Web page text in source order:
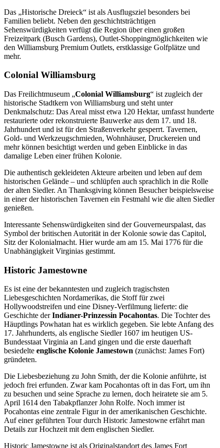
Das „Historische Dreieck“ ist als Ausflugsziel besonders bei
Familien beliebt. Neben den geschichtsträchtigen
Sehenswürdigkeiten verfügt die Region über einen großen
Freizeitpark (Busch Gardens), Outlet-Shoppingmöglichkeiten wie
den Williamsburg Premium Outlets, erstklassige Golfplätze und
mehr.
Colonial Williamsburg
Das Freilichtmuseum „Colonial Williamsburg“ ist zugleich der
historische Stadtkern von Williamsburg und steht unter
Denkmalschutz: Das Areal misst etwa 120 Hektar, umfasst hunderte
restaurierte oder rekonstruierte Bauwerke aus dem 17. und 18.
Jahrhundert und ist für den Straßenverkehr gesperrt. Tavernen,
Gold- und Werkzeugschmieden, Wohnhäuser, Druckereien und
mehr können besichtigt werden und geben Einblicke in das
damalige Leben einer frühen Kolonie.
Die authentisch gekleideten Akteure arbeiten und leben auf dem
historischen Gelände – und schlüpfen auch sprachlich in die Rolle
der alten Siedler. An Thanksgiving können Besucher beispielsweise
in einer der historischen Tavernen ein Festmahl wie die alten Siedler
genießen.
Interessante Sehenswürdigkeiten sind der Gouverneurspalast, das
Symbol der britischen Autorität in der Kolonie sowie das Capitol,
Sitz der Kolonialmacht. Hier wurde am am 15. Mai 1776 für die
Unabhängigkeit Virginias gestimmt.
Historic Jamestowne
Es ist eine der bekanntesten und zugleich tragischsten
Liebesgeschichten Nordamerikas, die Stoff für zwei
Hollywoodstreifen und eine Disney-Verfilmung lieferte: die
Geschichte derIndianer-Prinzessin Pocahontas. Die Tochter des
Häuptlings Powhatan hat es wirklich gegeben. Sie lebte Anfang des
17. Jahrhunderts, als englische Siedler 1607 im heutigen US-
Bundesstaat Virginia an Land gingen und die erste dauerhaft
besiedelte englische Kolonie Jamestown (zunächst: James Fort)
gründeten.
Die Liebesbeziehung zu John Smith, der die Kolonie anführte, ist
jedoch frei erfunden. Zwar kam Pocahontas oft in das Fort, um ihn
zu besuchen und seine Sprache zu lernen, doch heiratete sie am 5.
April 1614 den Tabakpflanzer John Rolfe. Noch immer ist
Pocahontas eine zentrale Figur in der amerikanischen Geschichte.
Auf einer geführten Tour durch Historic Jamestowne erfährt man
Details zur Hochzeit mit dem englischen Siedler.
Historic Jamestowne ist als Originalstandort des James Fort